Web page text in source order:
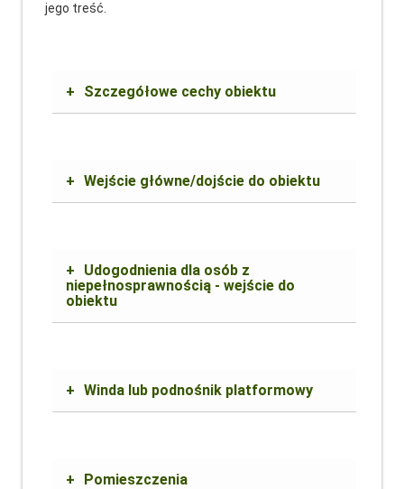
jego treść.
+ Szczegółowe cechy obiektu
+ Wejście główne/dojście do obiektu
+
Udogodnienia dla osób z
niepełnosprawnością - wejście do
obiektu
+ Winda lub podnośnik platformowy
+ Pomieszczenia